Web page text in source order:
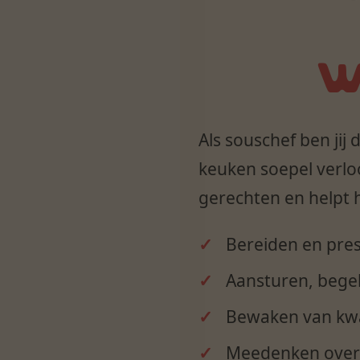
Als souschef ben jij
keuken soepel
gerechten en helpt
Bereiden en
Aansturen,
Bewaken van
Meedenken